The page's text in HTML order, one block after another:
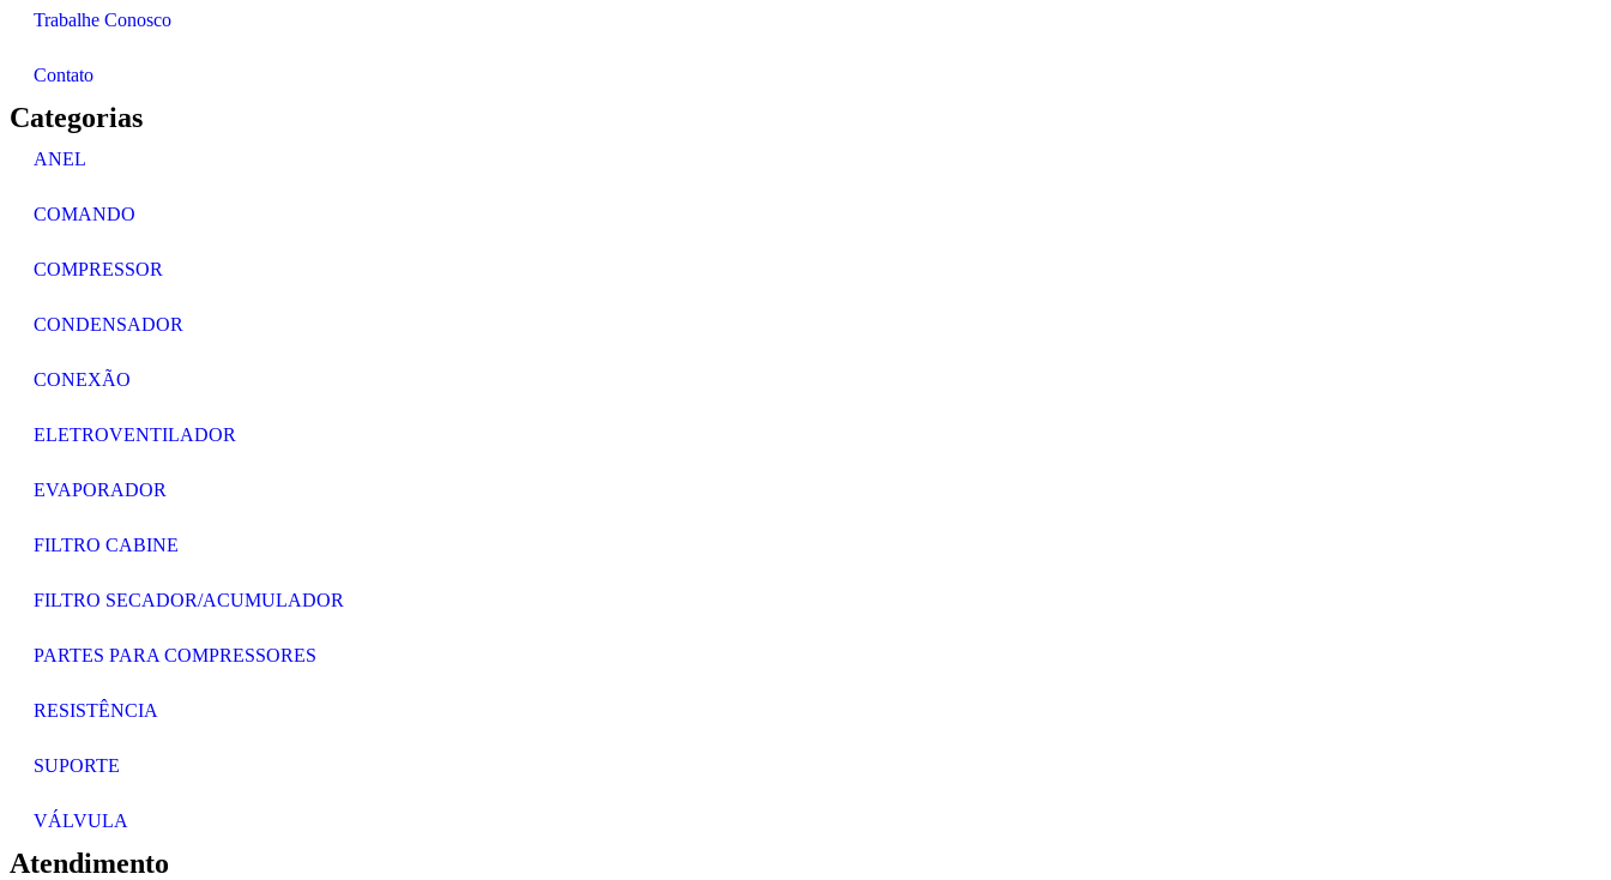
Trabalhe Conosco
Contato
Categorias
ANEL
COMANDO
COMPRESSOR
CONDENSADOR
CONEXÃO
ELETROVENTILADOR
EVAPORADOR
FILTRO CABINE
FILTRO SECADOR/ACUMULADOR
PARTES PARA COMPRESSORES
RESISTÊNCIA
SUPORTE
VÁLVULA
Atendimento